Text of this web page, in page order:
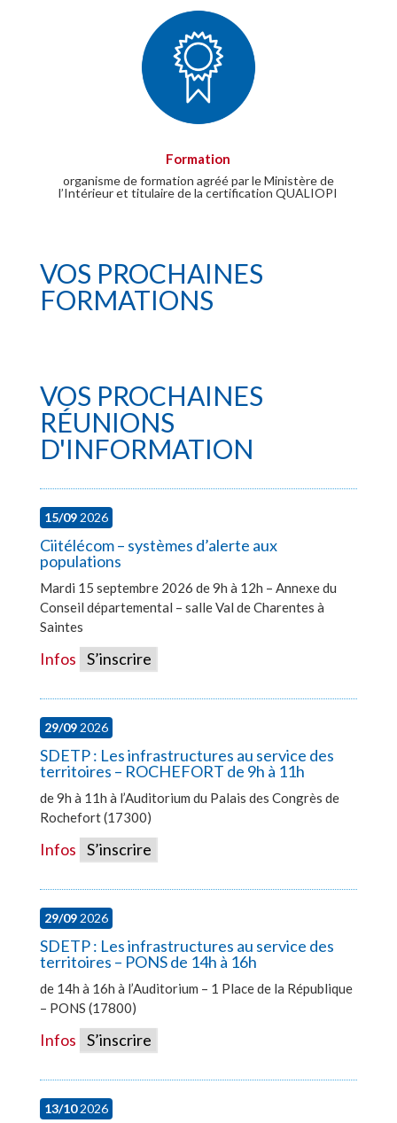
Formation
organisme de formation agréé par le Ministère de
l’Intérieur et titulaire de la certification QUALIOPI
VOS PROCHAINES
FORMATIONS
VOS PROCHAINES
RÉUNIONS
D'INFORMATION
15/092026
Ciitélécom – systèmes d’alerte aux
populations
Mardi 15 septembre 2026 de 9h à 12h – Annexe du
Conseil départemental – salle Val de Charentes à
Saintes
Infos S’inscrire
29/092026
SDETP : Les infrastructures au service des
territoires – ROCHEFORT de 9h à 11h
de 9h à 11h à l’Auditorium du Palais des Congrès de
Rochefort (17300)
Infos S’inscrire
29/092026
SDETP : Les infrastructures au service des
territoires – PONS de 14h à 16h
de 14h à 16h à l’Auditorium – 1 Place de la République
– PONS (17800)
Infos S’inscrire
13/102026